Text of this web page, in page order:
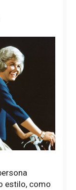
estilo, como